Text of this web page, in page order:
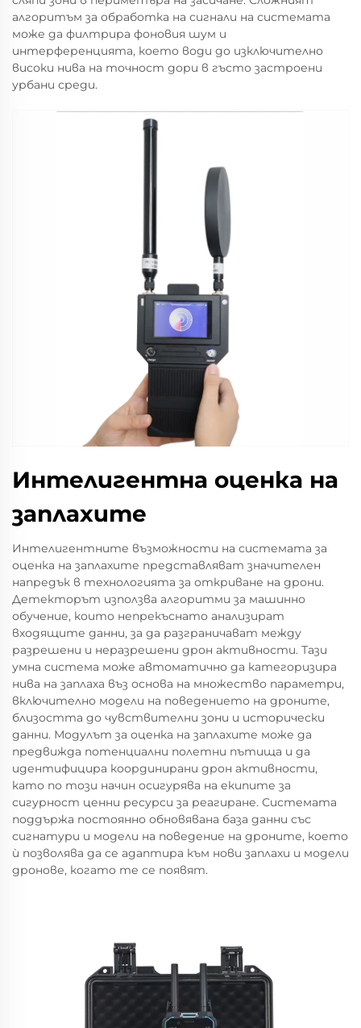
алгоритъм за обработка на сигнали на системата
може да филтрира фоновия шум и
интерференцията, което води до изключително
високи нива на точност дори в гъсто застроени
урбани среди.
Интелигентна оценка на
заплахите
Интелигентните възможности на системата за
оценка на заплахите представляват значителен
напредък в технологията за откриване на дрони.
Детекторът използва алгоритми за машинно
обучение, които непрекъснато анализират
входящите данни, за да разграничават между
разрешени и неразрешени дрон активности. Тази
умна система може автоматично да категоризира
нива на заплаха въз основа на множество параметри,
включително модели на поведението на дроните,
близостта до чувствителни зони и исторически
данни. Модулът за оценка на заплахите може да
предвижда потенциални полетни пътища и да
идентифицира координирани дрон активности,
като по този начин осигурява на екипите за
сигурност ценни ресурси за реагиране. Системата
поддържа постоянно обновявана база данни със
сигнатури и модели на поведение на дроните, което
ѝ позволява да се адаптира към нови заплахи и модели
дронове, когато те се появят.